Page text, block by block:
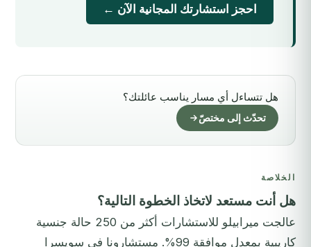
احجز استشارتك المجانية الآن ←
هل تتساءل أي مسار يناسب عائلتك؟
تحدّث إلى مختصّ
الخلاصة
هل أنت مستعد لاتخاذ الخطوة التالية؟
عالجت ميرابيلو للاستشارات أكثر من 250 حالة جنسية
كاريبية بمعدل موافقة 99%. مستشارونا في سويسرا